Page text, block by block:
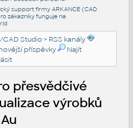
support firmy ARKANCE (CAD
zákazníky funguje na
CAD Studio > RSS kanály
příspěvky
Najít
přesvědčivé
výrobků